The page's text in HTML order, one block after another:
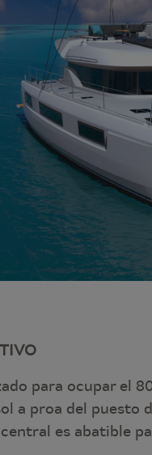
para ocupar el
a proa del puesto
es abatible